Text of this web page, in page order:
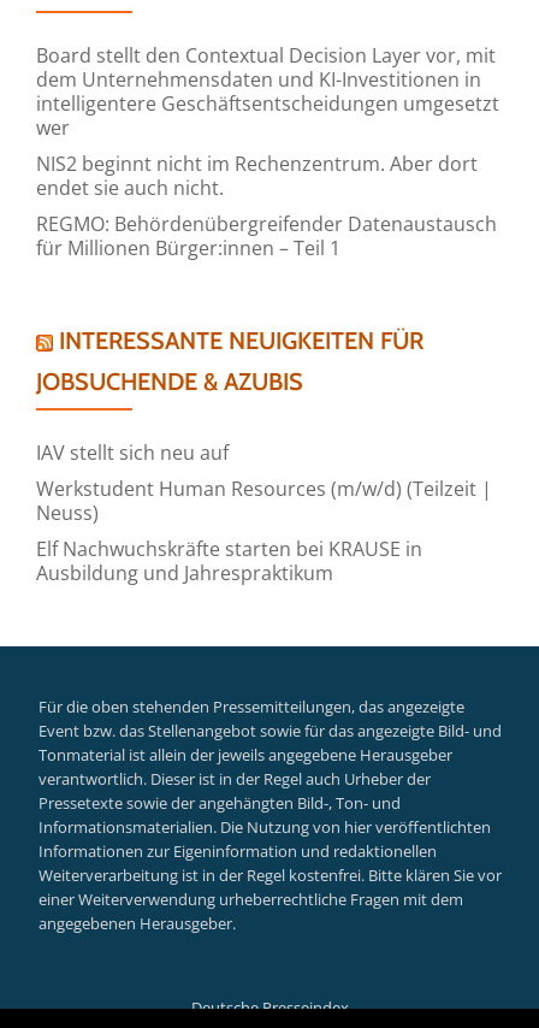
Board stellt den Contextual Decision Layer vor, mit
dem Unternehmensdaten und KI-Investitionen in
intelligentere Geschäftsentscheidungen umgesetzt
wer
NIS2 beginnt nicht im Rechenzentrum. Aber dort
endet sie auch nicht.
REGMO: Behördenübergreifender Datenaustausch
für Millionen Bürger:innen – Teil 1
INTERESSANTE NEUIGKEITEN FÜR
JOBSUCHENDE & AZUBIS
IAV stellt sich neu auf
Werkstudent Human Resources (m/w/d) (Teilzeit |
Neuss)
Elf Nachwuchskräfte starten bei KRAUSE in
Ausbildung und Jahrespraktikum
Für die oben stehenden Pressemitteilungen, das angezeigte
Event bzw. das Stellenangebot sowie für das angezeigte Bild- und
Tonmaterial ist allein der jeweils angegebene Herausgeber
verantwortlich. Dieser ist in der Regel auch Urheber der
Pressetexte sowie der angehängten Bild-, Ton- und
Informationsmaterialien. Die Nutzung von hier veröffentlichten
Informationen zur Eigeninformation und redaktionellen
Weiterverarbeitung ist in der Regel kostenfrei. Bitte klären Sie vor
einer Weiterverwendung urheberrechtliche Fragen mit dem
angegebenen Herausgeber.
Deutsche Presseindex